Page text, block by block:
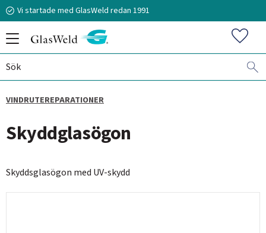
Vi startade med GlasWeld redan 1991
VINDRUTEREPARATIONER
Skyddglasögon
Skyddsglasögon med UV-skydd
070-394 51 12